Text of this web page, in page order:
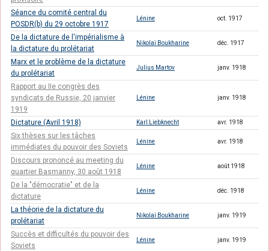
Séance du comité central du
POSDR(b) du 29 octobre 1917
Lénine oct. 1917
De la dictature de l'impérialisme à
la dictature du prolétariat
Nikolaï Boukharine déc. 1917
Marx et le problème de la dictature
du prolétariat
Julius Martov janv. 1918
Rapport au IIe congrès des
syndicats de Russie, 20 janvier
1919
Lénine janv. 1918
Dictature (Avril 1918) Karl Liebknecht avr. 1918
Six thèses sur les tâches
immédiates du pouvoir des Soviets
Lénine avr. 1918
Discours prononcé au meeting du
quartier Basmanny, 30 août 1918
Lénine août 1918
De la "démocratie" et de la
dictature
Lénine déc. 1918
La théorie de la dictature du
prolétariat
Nikolaï Boukharine janv. 1919
Succès et difficultés du pouvoir des
Soviets
Lénine janv. 1919